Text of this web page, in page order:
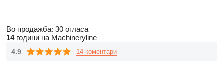
Во продажба: 30 огласа
14години на Machineryline
4.9 14 коментари